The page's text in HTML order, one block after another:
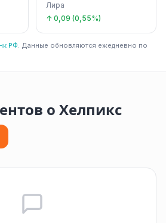
Лира
↑ 0,09 (0,55%)
РФ. Данные обновляются ежедневно по
о Хелпикс